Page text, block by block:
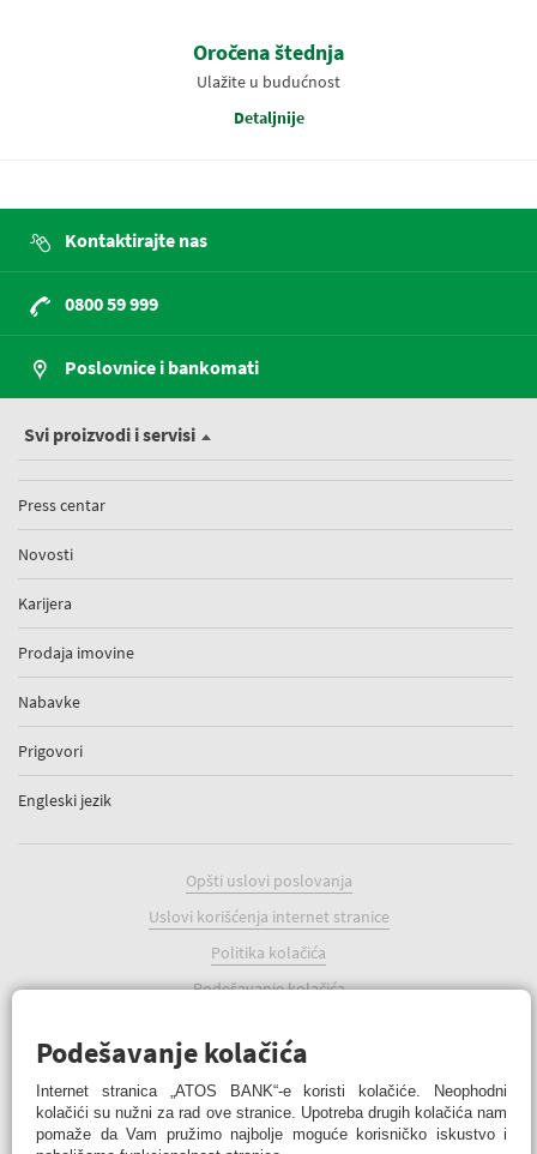
Oročena štednja
Ulažite u budućnost
Detaljnije
Kontaktirajte nas
0800 59 999
Poslovnice i bankomati
Svi proizvodi i servisi
Press centar
Novosti
Karijera
Prodaja imovine
Nabavke
Prigovori
Engleski jezik
Opšti uslovi poslovanja
Uslovi korišćenja internet stranice
Politika kolačića
Podešavanje kolačića
ATOS BANK Online
Podešavanje kolačića
Internet stranica „ATOS BANK“-e koristi kolačiće. Neophodni
kolačići su nužni za rad ove stranice. Upotreba drugih kolačića nam
pomaže da Vam pružimo najbolje moguće korisničko iskustvo i